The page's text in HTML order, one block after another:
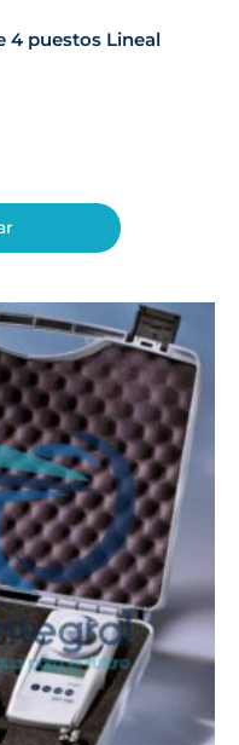
4 puestos Lineal